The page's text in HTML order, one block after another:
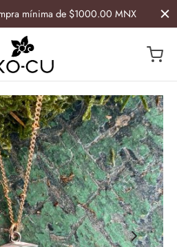
mínima de $1000.00 MNX